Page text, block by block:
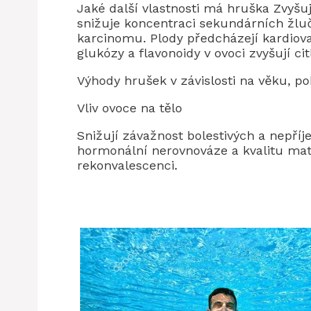
Jaké další vlastnosti má hruška
snižuje koncentraci sekundárních
karcinomu. Plody předcházejí
glukózy a flavonoidy v ovoci zvyšují
Výhody hrušek v závislosti na věku,
Vliv ovoce na tělo
Snižují závažnost bolestivých a
hormonální nerovnováze a kvalitu
rekonvalescenci.